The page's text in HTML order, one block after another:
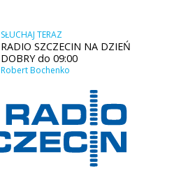
SŁUCHAJ TERAZ
RADIO SZCZECIN NA DZIEŃ
DOBRY do 09:00
Robert Bochenko